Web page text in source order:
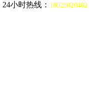
小时热线： 18028020402